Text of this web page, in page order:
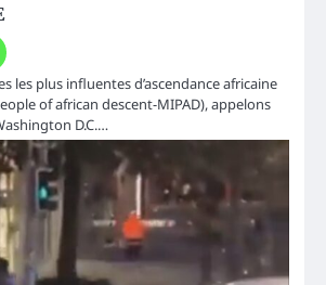
les plus influentes d’ascendance africaine
of african descent-MIPAD), appelons
D.C.…